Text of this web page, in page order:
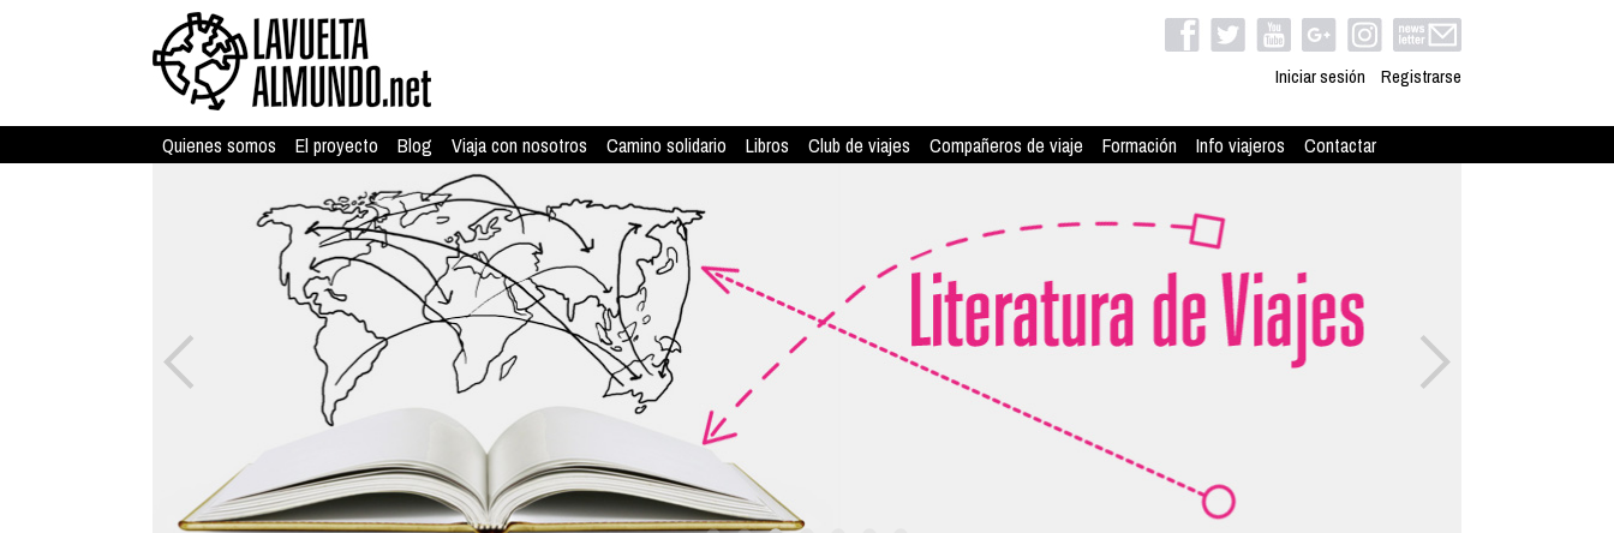
Iniciar sesión Registrarse
Quienes somos El proyecto Blog Viaja con nosotros Camino solidario Libros Club de viajes Compañeros de viaje Formación Info viajeros Contactar